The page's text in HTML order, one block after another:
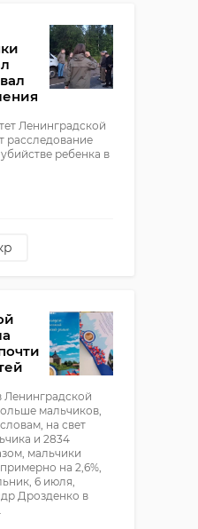
Ленинградской
расследование
ребенка в
Ленинградской
мальчиков,
на свет
и 2834
мальчики
на 2,6%,
6 июля,
Дрозденко в